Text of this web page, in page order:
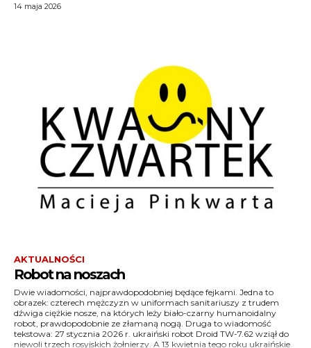
14 maja 2026
AKTUALNOŚCI
Robot na noszach
Dwie wiadomości, najprawdopodobniej będące fejkami. Jedna to
obrazek: czterech mężczyzn w uniformach sanitariuszy z trudem
dźwiga ciężkie nosze, na których leży biało-czarny humanoidalny
robot, prawdopodobnie ze złamaną nogą. Druga to wiadomość
tekstowa: 27 stycznia 2026 r. ukraiński robot Droid TW-7.62 wziął do
niewoli trzech rosyjskich żołnierzy. A 13 kwietnia tego roku ukraińskie
bezzałogowe platformy naziemne przy wsparciu dronów zdobyły
placówkę rosyjską, doprowadzając do poddania się całej załogi wroga.
Zastanawiacie się pewno, po co powtarzam informacje, które
prawdopodobnie są nieprawdziwe? No cóż: najprawdopodobniej to nie
znaczy z całą pewnością. A coś, co dziś jest nieprawdziwe, jutro może
stać się zupełnie realne. Czy przed pierwszą wojną światową
komendant Piłsudski przypuszczał, że za parę lat będzie słuchał
swojego głosu, nagranego na płycie gramofonowej, a dziś będziemy
go mogli oglądać na żywo i w kolorze podczas – bo ja wiem – nocnej
rozmowy z aktualnym lokatorem Belwederu? Co oczywiście